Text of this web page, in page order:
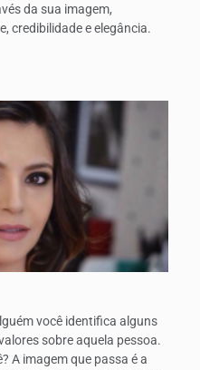
da sua imagem,
credibilidade e elegância.
você identifica alguns
sobre aquela pessoa.
A imagem que passa é a